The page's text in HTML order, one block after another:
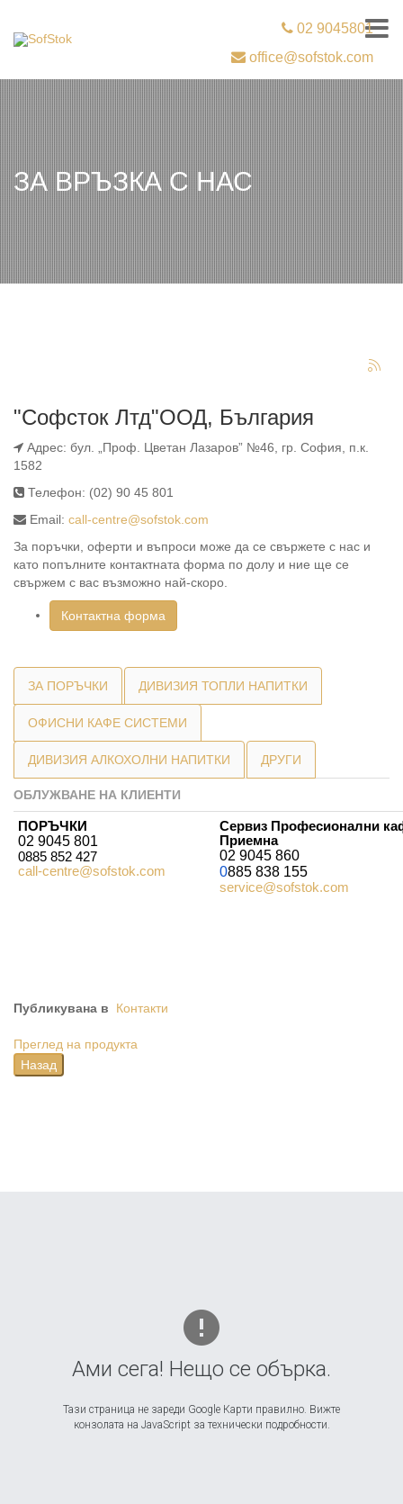
02 9045801
office@sofstok.com
ЗА ВРЪЗКА С НАС
"Софсток Лтд"ООД, България
Адрес: бул. „Проф. Цветан Лазаров” №46, гр. София, п.к.
1582
Телефон: (02) 90 45 801
Email: call-centre@sofstok.com
За поръчки, оферти и въпроси може да се свържете с нас и
като попълните контактната форма по долу и ние ще се
свържем с вас възможно най-скоро.
Контактна форма
ЗА ПОРЪЧКИ ДИВИЗИЯ ТОПЛИ НАПИТКИ
ОФИСНИ КАФЕ СИСТЕМИ
ДИВИЗИЯ АЛКОХОЛНИ НАПИТКИ ДРУГИ
ОБЛУЖВАНЕ НА КЛИЕНТИ
ПОРЪЧКИ
02 9045 801
0885 852 427
call-centre@sofstok.com
Сервиз Професионални
Приемна
02 9045 860
0885 838 155
service@sofstok.com
Публикувана в Контакти
Преглед на продукта
Ами сега! Нещо се обърка.
Тази страница не зареди Google Карти правилно. Вижте
конзолата на JavaScript за технически подробности.